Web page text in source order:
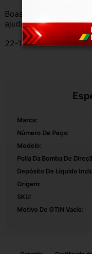
Boas compras e
ajudar!
22-124188
Marca:
Número De Peça:
Modelo:
Polia Da Bomba De
Depósito De Líquido
Origem:
SKU:
Motivo De GTIN Vacío: